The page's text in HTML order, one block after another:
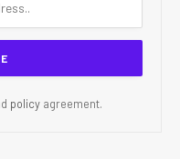
policyagreement.